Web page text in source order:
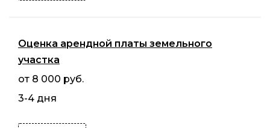
Оценка арендной платы земельного
участка
от 8 000 руб.
3-4 дня